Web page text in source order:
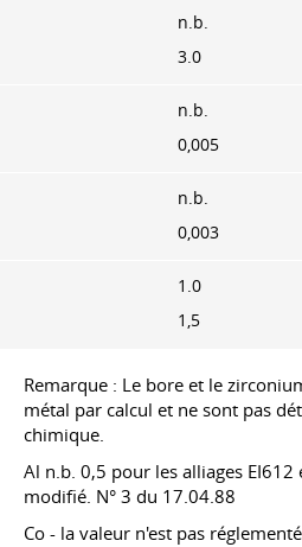
n.b.
3.0
n.b.
0,005
n.b.
0,003
1.0
1,5
Remarque : Le bore et le
métal par calcul et ne sont pas
chimique.
Al n.b. 0,5 pour les alliages EI612
modifié. N° 3 du 17.04.88
Co - la valeur n'est pas